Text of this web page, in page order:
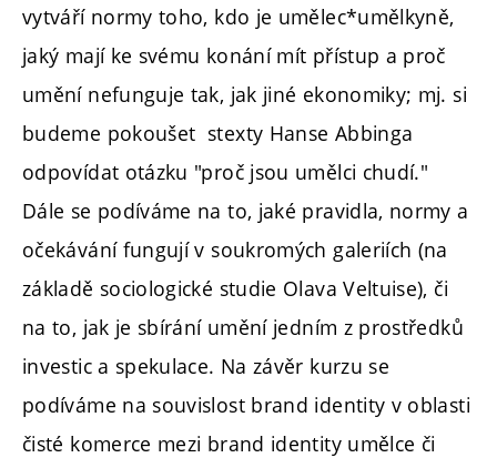
vytváří normy toho, kdo je umělec*umělkyně,
jaký mají ke svému konání mít přístup a proč
umění nefunguje tak, jak jiné ekonomiky; mj. si
budeme pokoušet stexty Hanse Abbinga
odpovídat otázku "proč jsou umělci chudí."
Dále se podíváme na to, jaké pravidla, normy a
očekávání fungují v soukromých galeriích (na
základě sociologické studie Olava Veltuise), či
na to, jak je sbírání umění jedním z prostředků
investic a spekulace. Na závěr kurzu se
podíváme na souvislost brand identity v oblasti
čisté komerce mezi brand identity umělce či